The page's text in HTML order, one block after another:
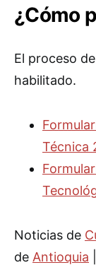
¿Cómo
El proceso de
habilitado.
Técnica
Noticias de
de Antioquia